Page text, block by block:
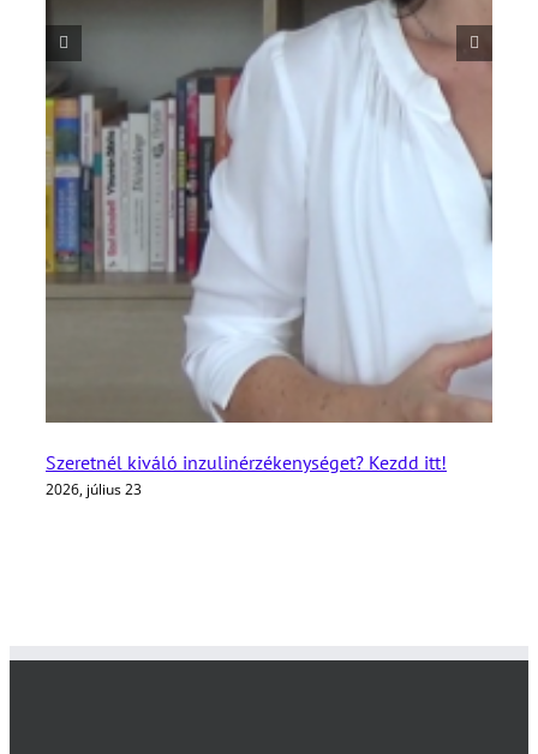
Szeretnél kiváló inzulinérzékenységet? Kezdd itt!
2026, július 23